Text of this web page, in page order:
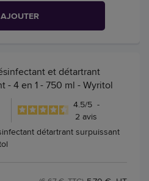
AJOUTER
et détartrant
- 4 en 1 - 750 ml - Wyritol
4.5/5 -
2 avis
détartrant surpuissant